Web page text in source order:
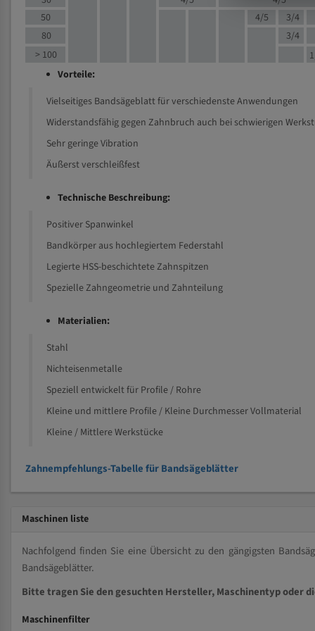
50
4/5 3/4
80
3/4
> 100
Vorteile:
Vielseitiges Bandsägeblatt für verschiedenste Anwendungen
Widerstandsfähig gegen Zahnbruch auch bei schwierigen
Sehr geringe Vibration
Äußerst verschleißfest
Technische Beschreibung:
Positiver Spanwinkel
Bandkörper aus hochlegiertem Federstahl
Legierte HSS-beschichtete Zahnspitzen
Spezielle Zahngeometrie und Zahnteilung
Materialien:
Stahl
Nichteisenmetalle
Speziell entwickelt für Profile / Rohre
Kleine und mittlere Profile / Kleine Durchmesser Vollmaterial
Kleine / Mittlere Werkstücke
Zahnempfehlungs-Tabelle für Bandsägeblätter
Maschinen liste
Nachfolgend finden Sie eine Übersicht zu den gängigsten
Bandsägeblätter.
Bitte tragen Sie den gesuchten Hersteller, Maschinentyp oder
Maschinenfilter